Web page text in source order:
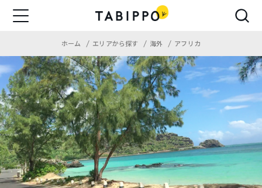
ホーム エリアから探す 海外 アフリカ